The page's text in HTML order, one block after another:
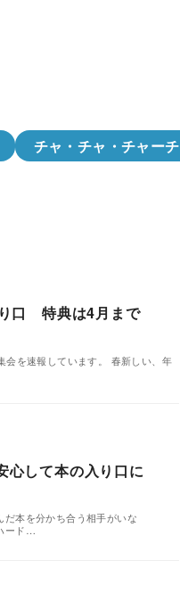
チャ・チャ・チャーチ
口 特典は4月まで
会を速報しています。 春新しい、年
心して本の入り口に
本を分かち合う相手がいな
ード…